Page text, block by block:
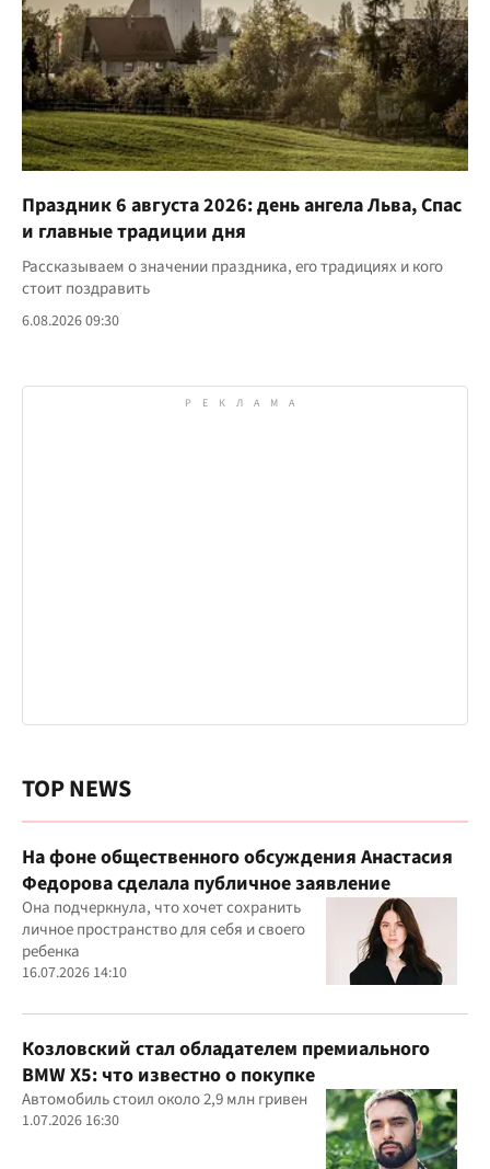
Праздник 6 августа 2026: день ангела Льва, Спас
и главные традиции дня
Рассказываем о значении праздника, его традициях и кого
стоит поздравить
6.08.2026 09:30
TOP NEWS
На фоне общественного обсуждения Анастасия
Федорова сделала публичное заявление
Она подчеркнула, что хочет сохранить
личное пространство для себя и своего
ребенка
16.07.2026 14:10
Козловский стал обладателем премиального
BMW X5: что известно о покупке
Автомобиль стоил около 2,9 млн гривен
1.07.2026 16:30